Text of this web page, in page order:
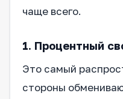
чаще всего.
1. Процентный
Это самый
стороны